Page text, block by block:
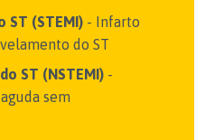
ST (STEMI) - Infarto
do ST
ST (NSTEMI) -
sem